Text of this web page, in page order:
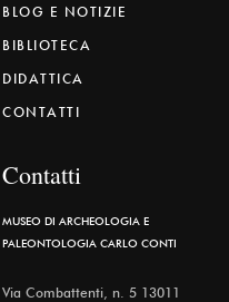
BLOG E NOTIZIE
BIBLIOTECA
DIDATTICA
CONTATTI
Contatti
MUSEO DI ARCHEOLOGIA E
PALEONTOLOGIA CARLO CONTI
Via Combattenti, n. 5 13011